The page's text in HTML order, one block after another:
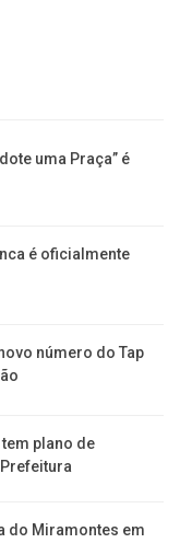
uma Praça” é
é oficialmente
número do Tap
plano de
do Miramontes em